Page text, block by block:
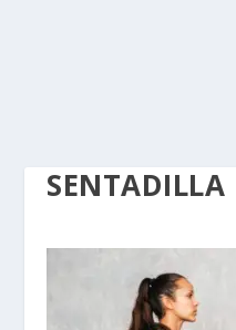
SENTADILLA